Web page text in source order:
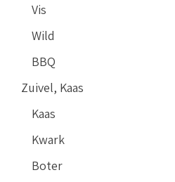
Vis
Wild
BBQ
Zuivel, Kaas
Kaas
Kwark
Boter